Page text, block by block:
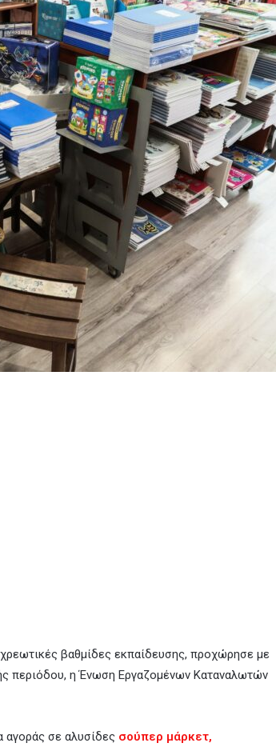
βαθμίδες εκπαίδευσης, προχώρησε με
περιόδου, η Ένωση Εργαζομένων Καταναλωτών
αγοράς σε αλυσίδες σούπερ μάρκετ,